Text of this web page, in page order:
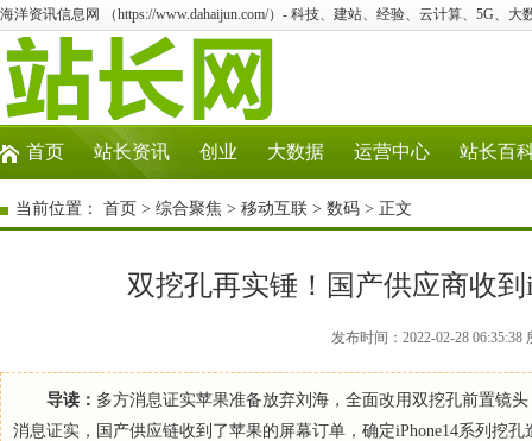
海洋资讯信息网 （https://www.dahaijun.com/）- 科技、建站、经验、云计算、5G、大
首页 站长资讯 创业 大数据 运营中心 站长百
当前位置： 首页 > 综合聚焦 > 移动互联 > 数码 > 正文
双挖孔再实锤！国产供应商收
发布时间：2022-02-28
导读： 多方消息证实苹果准备放弃刘海，全面改用双挖孔前置镜
消息证实，国产供应链收到了苹果的屏幕订单，确定iPhone14系列挖